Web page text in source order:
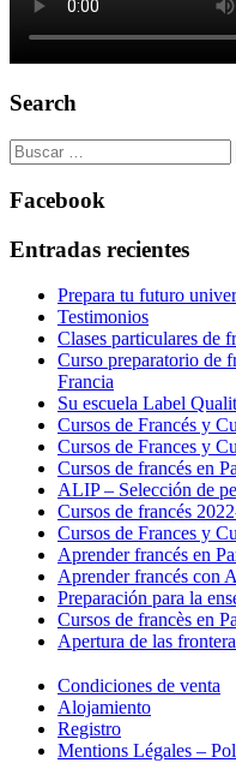
Search
Buscar:
Facebook
Entradas recientes
Prepara tu futuro
Testimonios
Clases particulares de
Curso preparatorio de
Francia
Su escuela Label
Cursos de Francés y
Cursos de Frances y
Cursos de francés en
ALIP – Selección de
Cursos de francés
Cursos de Frances y
Aprender francés en
Aprender francés con
Preparación para la
Cursos de francès en
Apertura de las
Condiciones de venta
Alojamiento
Registro
Mentions Légales –